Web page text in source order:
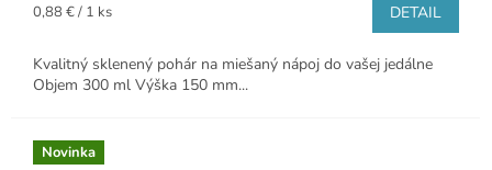
Jednotková
0,88 € / 1 ks DETAIL
Kvalitný sklenený pohár na miešaný nápoj do vašej jedálne
Objem 300 ml Výška 150 mm...
Novinka